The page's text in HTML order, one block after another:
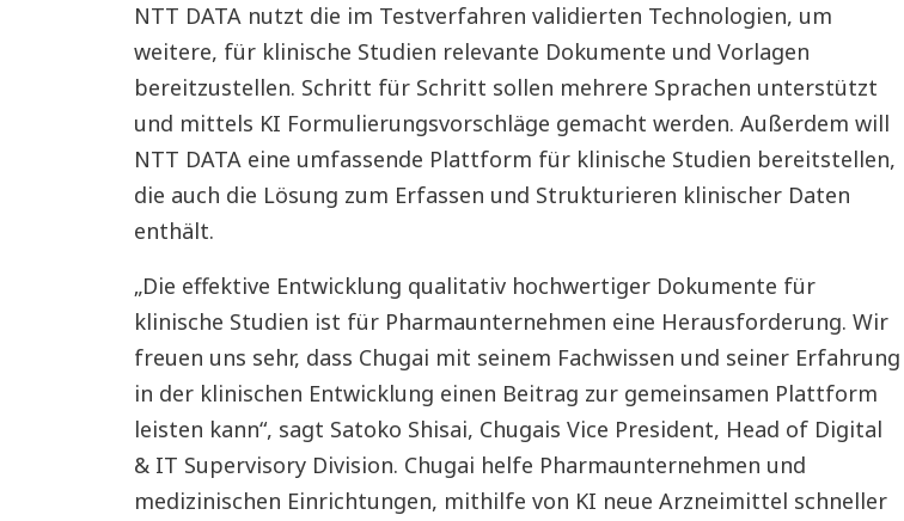
NTT DATA nutzt die im Testverfahren validierten Technologien, um
weitere, für klinische Studien relevante Dokumente und Vorlagen
bereitzustellen. Schritt für Schritt sollen mehrere Sprachen unterstützt
und mittels KI Formulierungsvorschläge gemacht werden. Außerdem will
NTT DATA eine umfassende Plattform für klinische Studien bereitstellen,
die auch die Lösung zum Erfassen und Strukturieren klinischer Daten
enthält.
„Die effektive Entwicklung qualitativ hochwertiger Dokumente für
klinische Studien ist für Pharmaunternehmen eine Herausforderung. Wir
freuen uns sehr, dass Chugai mit seinem Fachwissen und seiner Erfahrung
in der klinischen Entwicklung einen Beitrag zur gemeinsamen Plattform
leisten kann“, sagt Satoko Shisai, Chugais Vice President, Head of Digital
& IT Supervisory Division. Chugai helfe Pharmaunternehmen und
medizinischen Einrichtungen, mithilfe von KI neue Arzneimittel schneller